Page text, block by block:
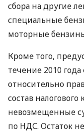
сбора на другие
специальные
моторные
Кроме того,
течение 2010
относительно
состав
невозмещенные
по НДС. Остаток